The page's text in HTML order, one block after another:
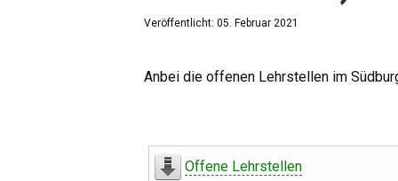
Veröffentlicht: 05. Februar 2021
Anbei die offenen Lehrstellen im
Offene Lehrstellen